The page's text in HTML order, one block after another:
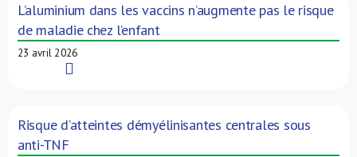
L’aluminium dans les vaccins n’augmente pas le risque
de maladie chez l’enfant
23 avril 2026
Risque d’atteintes démyélinisantes centrales sous
anti-TNF